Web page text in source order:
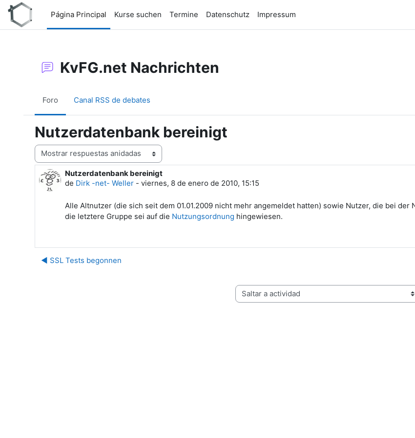
Salta al contenido principal
Página Principal
Kurse suchen Termine Datenschutz Impressum
KvFG.net Nachrichten
Foro Canal RSS de debates
Nutzerdatenbank bereinigt
Mostrar modo
Nutzerdatenbank bereinigt
de Dirk -net- Weller - viernes, 8 de enero de 2010, 15:15
Número de respuestas: 0
Alle Altnutzer (die sich seit dem 01.01.2009 nicht mehr angemeldet hatten) sowie Nutzer, die bei
die letztere Gruppe sei auf die Nutzungsordnung hingewiesen.
◀︎ SSL Tests begonnen
Saltar a actividad